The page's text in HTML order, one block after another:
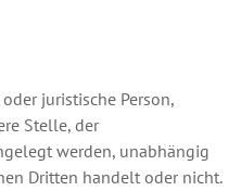
juristische Person,
Stelle, der
werden, unabhängig
Dritten handelt oder nicht.